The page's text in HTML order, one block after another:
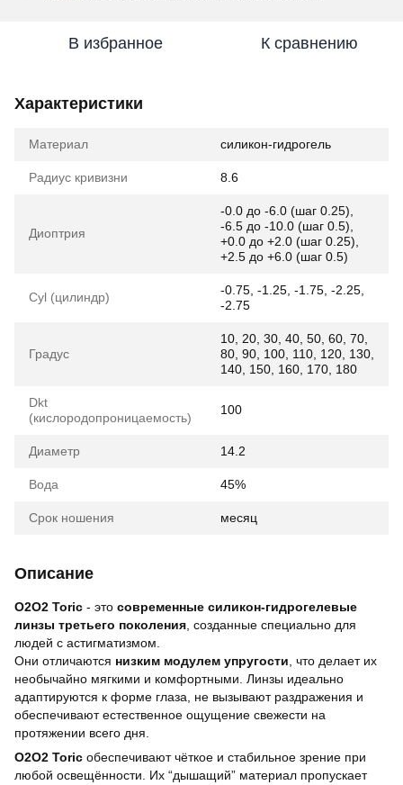
В избранное К сравнению
Характеристики
Материал силикон-гидрогель
Радиус кривизни 8.6
Диоптрия
-0.0 до -6.0 (шаг 0.25),
-6.5 до -10.0 (шаг 0.5),
+0.0 до +2.0 (шаг 0.25),
+2.5 до +6.0 (шаг 0.5)
Cyl (цилиндр)
-0.75, -1.25, -1.75, -2.25,
-2.75
Градус
10, 20, 30, 40, 50, 60, 70,
80, 90, 100, 110, 120, 130,
140, 150, 160, 170, 180
Dkt
(кислородопроницаемость)
100
Диаметр 14.2
Вода 45%
Срок ношения месяц
Описание
O2O2 Toric - это современные силикон-гидрогелевые
линзы третьего поколения , созданные специально для
людей с астигматизмом.
Они отличаются низким модулем упругости , что делает их
необычайно мягкими и комфортными. Линзы идеально
адаптируются к форме глаза, не вызывают раздражения и
обеспечивают естественное ощущение свежести на
протяжении всего дня.
O2O2 Toric обеспечивают чёткое и стабильное зрение при
любой освещённости. Их “дышащий” материал пропускает